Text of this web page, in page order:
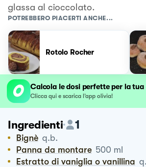
glassa al cioccolato.
POTREBBERO PIACERTI ANCHE...
Rotolo Rocher
Calcola le dosi perfette per la tua
Clicca qui e scarica l’app olivia!
Ingredienti 1
Bignè q.b.
Panna da montare 500 ml
Estratto di vaniglia o vanillina